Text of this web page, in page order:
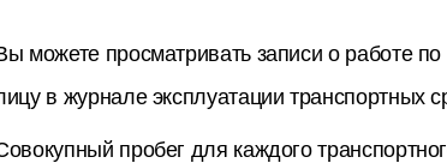
можете просматривать записи о работе
в журнале эксплуатации транспортных
пробег для каждого